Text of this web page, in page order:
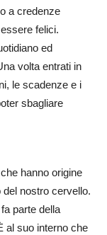
a credenze
felici.
ed
volta entrati in
le scadenze e i
sbagliare
hanno origine
del nostro cervello.
parte della
al suo interno che